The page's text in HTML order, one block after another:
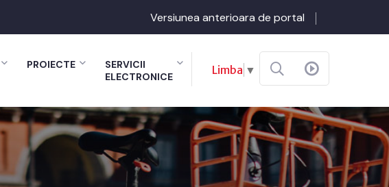
Versiunea anterioara de portal
PROIECTE
SERVICII
ELECTRONICE
Limba ▼